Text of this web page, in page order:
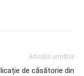
Articolul următor
de căsătorie din